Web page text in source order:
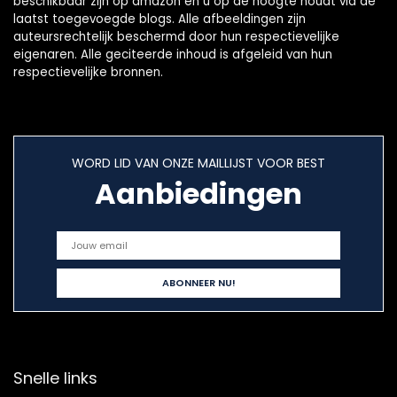
laatst toegevoegde blogs. Alle afbeeldingen zijn
auteursrechtelijk beschermd door hun respectievelijke
eigenaren. Alle geciteerde inhoud is afgeleid van hun
respectievelijke bronnen.
WORD LID VAN ONZE MAILLIJST VOOR BEST
Aanbiedingen
Snelle links